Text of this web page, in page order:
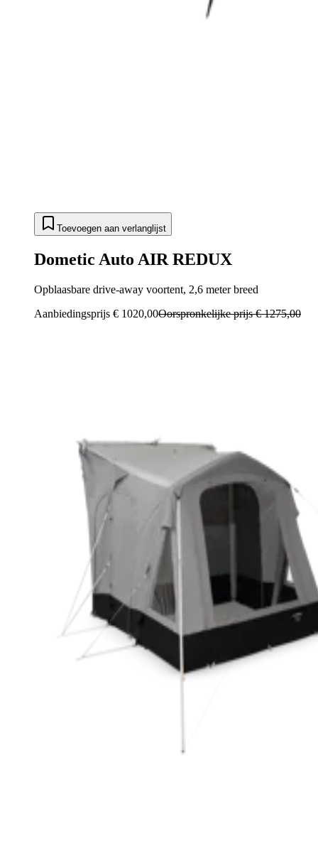
Toevoegen aan verlanglijst
Dometic Auto AIR REDUX
Opblaasbare drive-away voortent, 2,6 meter breed
Aanbiedingsprijs € 1020,00Oorspronkelijke prijs € 1275,00